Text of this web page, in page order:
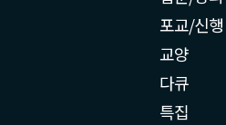
포교/신행
교양
다큐
특집